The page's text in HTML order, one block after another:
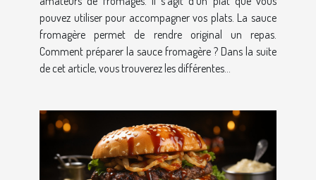
pouvez utiliser pour accompagner vos plats. La sauce
fromagère permet de rendre original un repas.
Comment préparer la sauce fromagère ? Dans la suite
de cet article, vous trouverez les différentes...